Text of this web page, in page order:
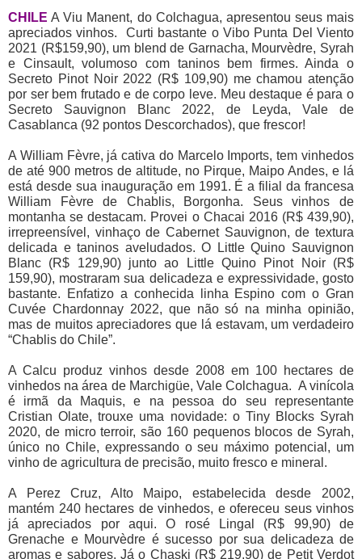
CHILE A Viu Manent, do Colchagua, apresentou seus mais
apreciados vinhos. Curti bastante o Vibo Punta Del Viento
2021 (R$159,90), um blend de Garnacha, Mourvèdre, Syrah
e Cinsault, volumoso com taninos bem firmes. Ainda o
Secreto Pinot Noir 2022 (R$ 109,90) me chamou atenção
por ser bem frutado e de corpo leve. Meu destaque é para o
Secreto Sauvignon Blanc 2022, de Leyda, Vale de
Casablanca (92 pontos Descorchados), que frescor!
A William Fèvre, já cativa do Marcelo Imports, tem vinhedos
de até 900 metros de altitude, no Pirque, Maipo Andes, e lá
está desde sua inauguração em 1991. É a filial da francesa
William Fèvre de Chablis, Borgonha. Seus vinhos de
montanha se destacam. Provei o Chacai 2016 (R$ 439,90),
irrepreensível, vinhaço de Cabernet Sauvignon, de textura
delicada e taninos aveludados. O Little Quino Sauvignon
Blanc (R$ 129,90) junto ao Little Quino Pinot Noir (R$
159,90), mostraram sua delicadeza e expressividade, gosto
bastante. Enfatizo a conhecida linha Espino com o Gran
Cuvée Chardonnay 2022, que não só na minha opinião,
mas de muitos apreciadores que lá estavam, um verdadeiro
“Chablis do Chile”.
A Calcu produz vinhos desde 2008 em 100 hectares de
vinhedos na área de Marchigüe, Vale Colchagua. A vinícola
é irmã da Maquis, e na pessoa do seu representante
Cristian Olate, trouxe uma novidade: o Tiny Blocks Syrah
2020, de micro terroir, são 160 pequenos blocos de Syrah,
único no Chile, expressando o seu máximo potencial, um
vinho de agricultura de precisão, muito fresco e mineral.
A Perez Cruz, Alto Maipo, estabelecida desde 2002,
mantém 240 hectares de vinhedos, e ofereceu seus vinhos
já apreciados por aqui. O rosé Lingal (R$ 99,90) de
Grenache e Mourvèdre é sucesso por sua delicadeza de
aromas e sabores. Já o Chaski (R$ 219,90) de Petit Verdot